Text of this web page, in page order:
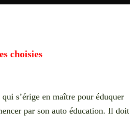
choisies
s’érige en maître pour éduquer
par son auto éducation. Il doit